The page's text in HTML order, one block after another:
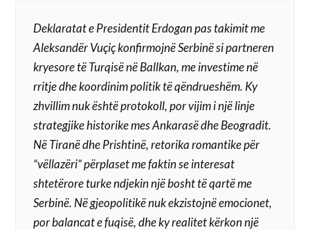
Deklaratat e Presidentit Erdogan pas takimit me
Aleksandër Vuçiç konfirmojnë Serbinë si partneren
kryesore të Turqisë në Ballkan, me investime në
rritje dhe koordinim politik të qëndrueshëm. Ky
zhvillim nuk është protokoll, por vijim i një linje
strategjike historike mes Ankarasë dhe Beogradit.
Në Tiranë dhe Prishtinë, retorika romantike për
“vëllazëri” përplaset me faktin se interesat
shtetërore turke ndjekin një bosht të qartë me
Serbinë. Në gjeopolitikë nuk ekzistojnë emocionet,
por balancat e fuqisë, dhe ky realitet kërkon një